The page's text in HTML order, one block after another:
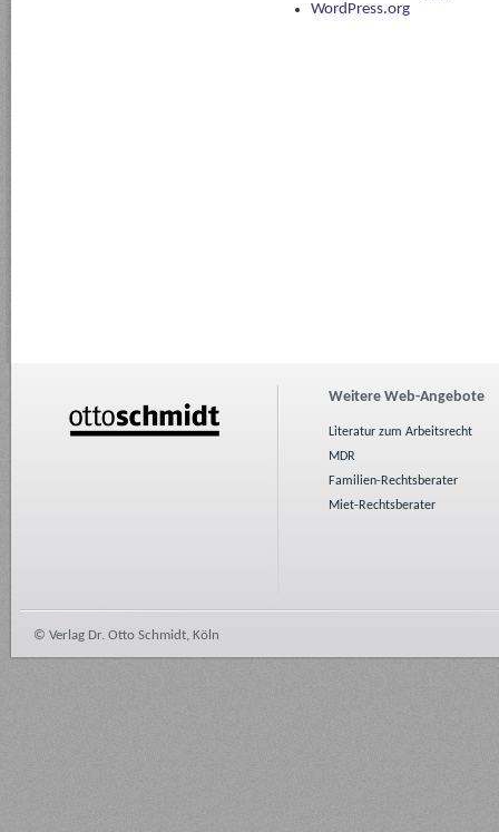
WordPress.org
Weitere Web-Angebote
Literatur zum Arbeitsrecht
MDR
Familien-Rechtsberater
Miet-Rechtsberater
© Verlag Dr. Otto Schmidt, Köln